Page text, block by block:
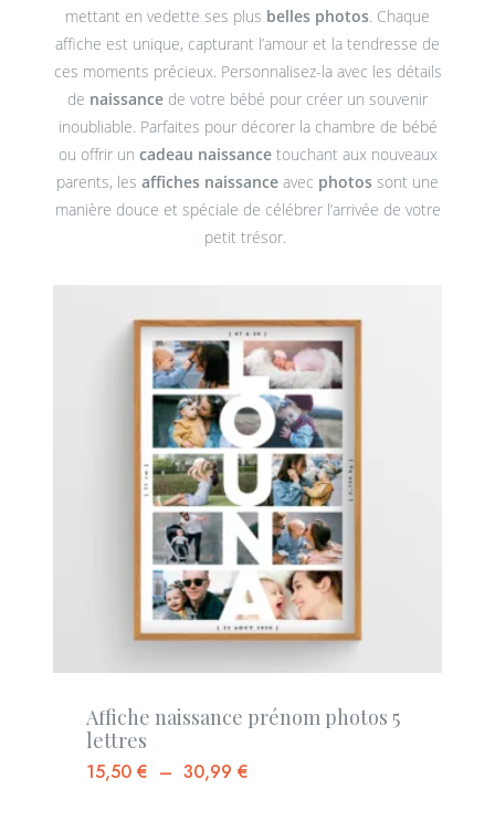
mettant en vedette ses plus belles photos. Chaque
affiche est unique, capturant l’amour et la tendresse de
ces moments précieux. Personnalisez-la avec les détails
de naissance de votre bébé pour créer un souvenir
inoubliable. Parfaites pour décorer la chambre de bébé
ou offrir un cadeau naissancetouchant aux nouveaux
parents, les affiches naissance avec photos sont une
manière douce et spéciale de célébrer l’arrivée de votre
petit trésor.
Affiche naissance prénom photos 5
lettres
15,50€ – 30,99€